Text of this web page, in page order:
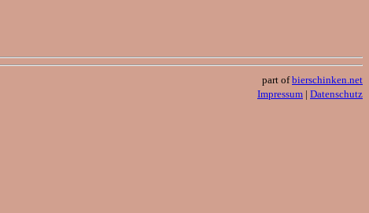
part ofbierschinken.net
Impressum | Datenschutz